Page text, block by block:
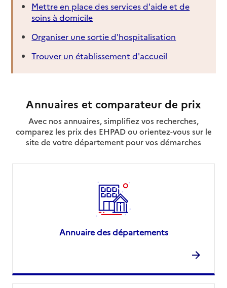
Mettre en place des services d'aide et de
soins à domicile
Organiser une sortie d'hospitalisation
Trouver un établissement d'accueil
Annuaires et comparateur de prix
Avec nos annuaires, simplifiez vos recherches,
comparez les prix des EHPAD ou orientez-vous sur le
site de votre département pour vos démarches
Annuaire des départements